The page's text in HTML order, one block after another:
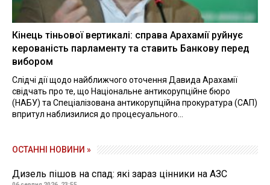
Кінець тіньової вертикалі: справа Арахамії руйнує
керованість парламенту та ставить Банкову перед
вибором
Слідчі дії щодо найближчого оточення Давида Арахамії
свідчать про те, що Національне антикорупційне бюро
(НАБУ) та Спеціалізована антикорупційна прокуратура (САП)
впритул наблизилися до процесуального...
ОСТАННІ НОВИНИ »
Дизель пішов на спад: які зараз цінники на АЗС